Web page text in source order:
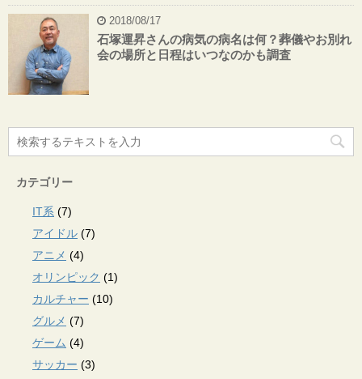
2018/08/17
石塚運昇さんの病気の病名は何？葬儀やお別れ
会の場所と日程はいつなのかも調査
カテゴリー
IT系 (7)
アイドル (7)
アニメ (4)
オリンピック (1)
カルチャー (10)
グルメ (7)
ゲーム (4)
サッカー (3)